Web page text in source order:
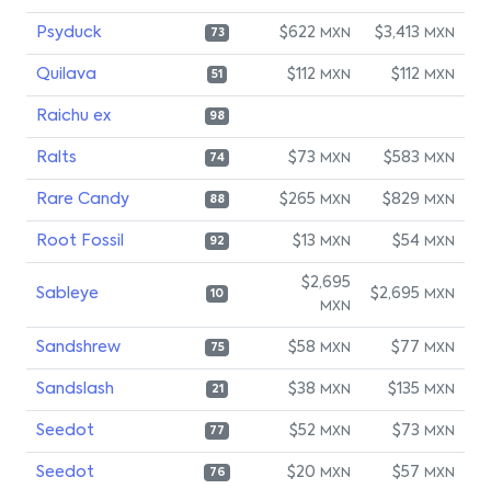
Psyduck 73 $622 MXN $3,413 MXN
Quilava 51 $112 MXN $112 MXN
Raichu ex 98
Ralts 74 $73 MXN $583 MXN
Rare Candy 88 $265 MXN $829 MXN
Root Fossil 92 $13 MXN $54 MXN
Sableye 10
$2,695
MXN
$2,695 MXN
Sandshrew 75 $58 MXN $77 MXN
Sandslash 21 $38 MXN $135 MXN
Seedot 77 $52 MXN $73 MXN
Seedot 76 $20 MXN $57 MXN